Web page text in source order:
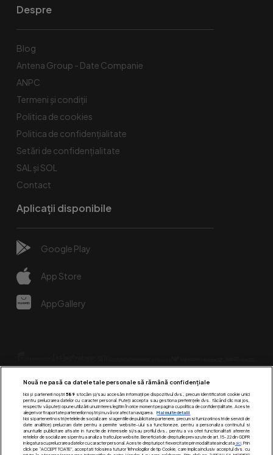
Despre
Blog
Antena Group - Date Companie
ANPC
Termeni și condiții
Politica de cookies
Politica de confidențialitate
Setări de confidențialitate
SAL și SOL
Contact
Aplicații disponibile
Google Play
App Store
AppGallery
Urmărește-ne pe:
Nouă ne pasă ca datele tale personale să rămână confidențiale
Noi și partenerii noștri 589stocăm și/sau accesăm informații pe dispozitivul dvs., precum identificatorii cookie unici
pentru prelucrarea datelor cu caracter personal. Puteți accepta sau gestiona preferințele dvs. făcând clic mai jos,
respectiv vă puteți opune utilizării unui interes legitim în orice moment pe pagina cu politica de confidențialitate. Aceste
alegeri vor fi raportate partenerilor noștri și nu vă vor afecta navigarea.
Mai multe detalii
Noi si partenerii nostri (retelele de socializare si agentiile de publicitate partenere, precum si furnizorii nostri de servicii de
date analitice) prelucram date pentru a permite website-ului sa functioneze, pentru a personaliza continutul si
anunturile publicitare afisate in functie de interesele si/sau profilul dvs., pentru a va oferi functionalitati aferente
retelelor de socializare si pentru a analiza traficul pe website. Beneficiati de drepturile prevazute de art. 15-22 din GDPR
in legatura cu prelucrarea datelor cu caracter personal. Aceste drepturi pot fi exercitate prin modalitatea indicataaici. Prin
click pe “ACCEPT TOATE”, acceptati folosirea tuturor Tehnologiilor de tip Cookie, care implica inclusiv acceptul dvs. cu